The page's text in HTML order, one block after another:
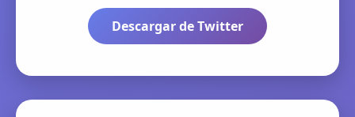
Descargar de Twitter